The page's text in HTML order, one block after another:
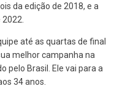
da edição de 2018, e a
até as quartas de final
melhor campanha na
pelo Brasil. Ele vai para a
34 anos.